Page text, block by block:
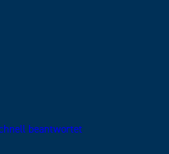
beantwortet